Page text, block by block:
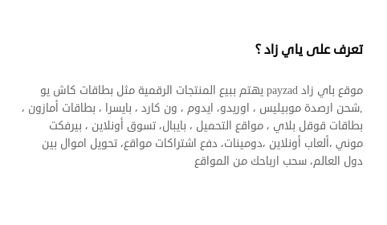
تعرف على ياي زاد ؟
موقع باي زاد payzad يهتم ببيع المنتجات الرقمية مثل بطاقات كاش يو
,شحن ارصدة موبيليس ، اوريدو، ايدوم ، ون كارد ، بايسرا ، بطاقات أمازون ،
بطاقات قوقل بلاي ، مواقع التحميل ، بايبال، تسوق أونلاين ، بيرفكت
موني ،ألعاب أونلاين ،دومينات، دفع اشتراكات مواقع، تحويل اموال بين
دول العالم، سحب ارباحك من المواقع